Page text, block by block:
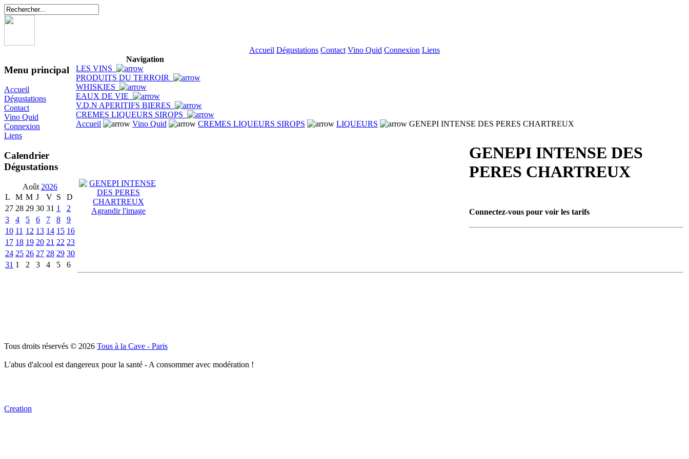
Accueil Dégustations Contact Vino Quid Connexion Liens
Menu principal
Accueil
Dégustations
Contact
Vino Quid
Connexion
Liens
Calendrier
Dégustations
Août 2026
L
M M J V S
D
27 28 29 30 31 1
2
3
4 5 6 7 8
9
10 11 12 13 14 15 16
17 18 19 20 21 22 23
24 25 26 27 28 29 30
31 1 2 3 4 5 6
Navigation
LES VINS
PRODUITS DU TERROIR
WHISKIES
EAUX DE VIE
V.D.N APERITIFS BIERES
CREMES LIQUEURS SIROPS
Accueil
Vino Quid CREMES LIQUEURS SIROPS LIQUEURS GENEPI INTENSE DES PERES CHARTREUX
Agrandir l'image
GENEPI INTENSE DES
PERES CHARTREUX
Connectez-vous pour voir les tarifs
Tous droits réservés © 2026 Tous à la Cave - Paris
L'abus d'alcool est dangereux pour la santé - A consommer avec modération !
Creation